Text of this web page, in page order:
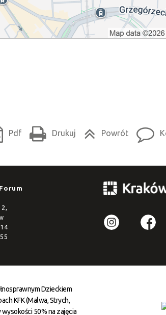
Pdf Drukuj Powrót
Dzieckiem
KFK (Malwa, Strych,
50% na zajęcia